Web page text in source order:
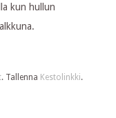
kun hullun
. Tallenna Kestolinkki.